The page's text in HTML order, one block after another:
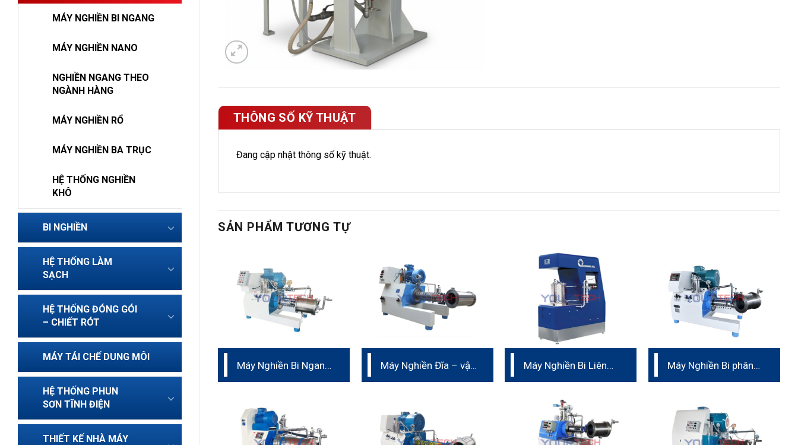
MÁY NGHIỀN BI NGANG
MÁY NGHIỀN NANO
NGHIỀN NGANG THEO
NGÀNH HÀNG
MÁY NGHIỀN RỔ
MÁY NGHIỀN BA TRỤC
HỆ THỐNG NGHIỀN
KHÔ
BI NGHIỀN
HỆ THỐNG LÀM
SẠCH
HỆ THỐNG ĐÓNG GÓI
– CHIẾT RÓT
MÁY TÁI CHẾ DUNG MÔI
HỆ THỐNG PHUN
SƠN TĨNH ĐIỆN
THIẾT KẾ NHÀ MÁY
THÔNG SỐ KỸ THUẬT
Đang cập nhật thông số kỹ thuật.
SẢN PHẨM TƯƠNG TỰ
Máy Nghiền Bi Ngang
Máy Nghiền Đĩa – vật
Máy Nghiền Bi Liên
Máy Nghiền Bi phân